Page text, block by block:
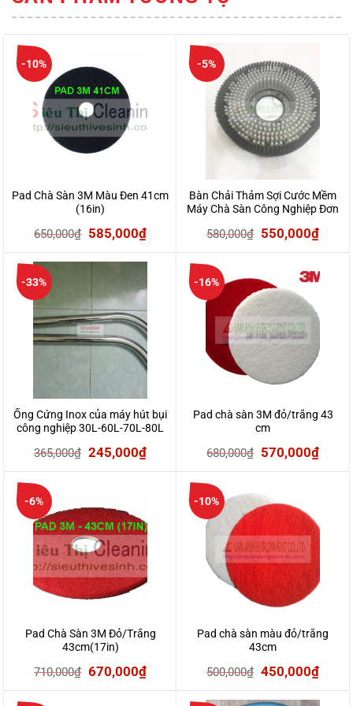
-10%
Pad Chà Sàn 3M Màu Đen 41cm
(16in)
650,000₫ Giá
gốc
650,000₫.
585,000₫Giá
hiện
585,000₫.
-5%
Bàn Chải Thảm Sợi Cước Mềm
Máy Chà Sàn Công Nghiệp Đơn
580,000₫ Giá
gốc
là:
580,000₫.
550,000₫Giá
hiện
tại
-33%
Ống Cứng Inox của máy hút bụi
công nghiệp 30L-60L-70L-80L
365,000₫ Giá
gốc
365,000₫.
245,000₫Giá
hiện
245,000₫.
-16%
Pad chà sàn 3M đỏ/trắng 43
cm
680,000₫ Giá
gốc
là:
680,000₫.
570,000₫Giá
hiện
-6%
Pad Chà Sàn 3M Đỏ/Trắng
43cm(17in)
710,000₫ Giá
gốc
670,000₫Giá
hiện
-10%
Pad chà sàn màu đỏ/trắng
43cm
500,000₫ Giá
gốc
450,000₫Giá
hiện